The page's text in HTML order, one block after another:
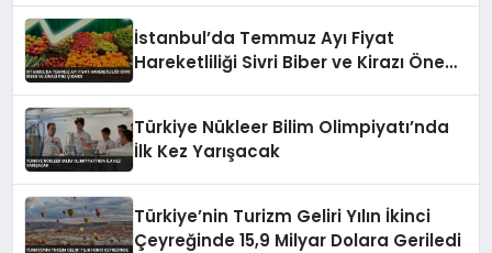
İstanbul’da Temmuz Ayı Fiyat
Hareketliliği Sivri Biber ve Kirazı Öne
Türkiye Nükleer Bilim Olimpiyatı’nda
İlk Kez Yarışacak
Türkiye’nin Turizm Geliri Yılın İkinci
Çeyreğinde 15,9 Milyar Dolara Geriledi